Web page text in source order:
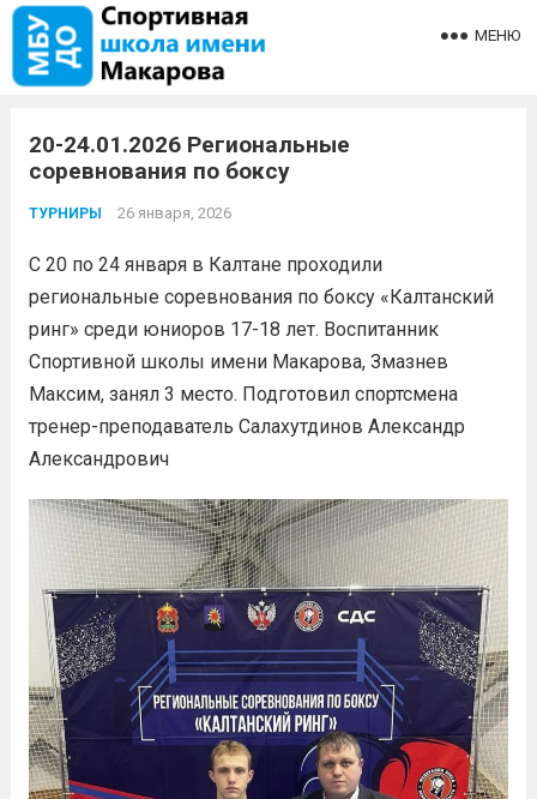
МЕНЮ
20-24.01.2026 Региональные
соревнования по боксу
ТУРНИРЫ 26 января, 2026
С 20 по 24 января в Калтане проходили
региональные соревнования по боксу «Калтанский
ринг» среди юниоров 17-18 лет. Воспитанник
Спортивной школы имени Макарова, Змазнев
Максим, занял 3 место. Подготовил спортсмена
тренер-преподаватель Салахутдинов Александр
Александрович